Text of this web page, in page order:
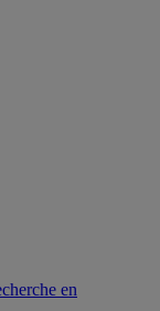
en